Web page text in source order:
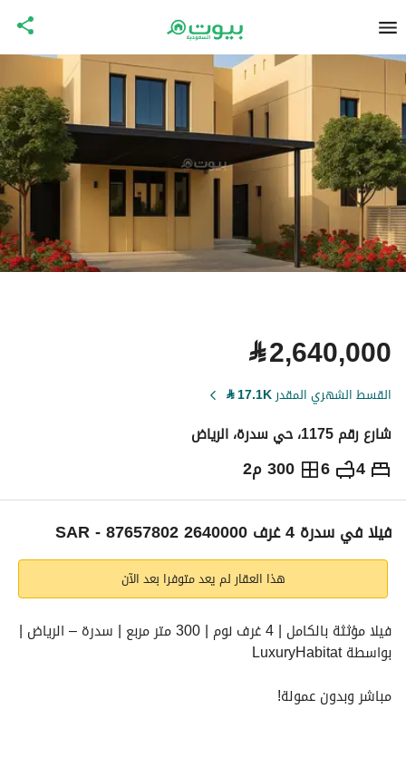
⃁2,640,000
القسط الشهري المقدر17.1K
⃁
شارع رقم 1175، حي سدرة، الرياض
4
6 300 م2 ⃁
2,640,000
التفاصيل معلومات ترخيص الإعلان حاسبة التمويل فیلا في سدرة 4 غرف 2640000 SAR - 87657802
هذا العقار لم يعد متوفرا بعد الآن
بواسطة LuxuryHabitat
مباشر وبدون عمولة!